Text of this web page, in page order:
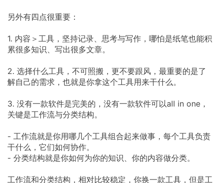
另外有四点很重要：
1. 内容＞工具，坚持记录、思考与写作，哪怕是纸笔也能积
累很多知识、写出很多文章。
2. 选择什么工具，不可照搬，更不要跟风，最重要的是了
解自己的需求，也就是你拿这个工具用来干什么。
3. 没有一款软件是完美的，没有一款软件可以all in one，
关键是工作流与分类结构。
- 工作流就是你用哪几个工具组合起来做事，每个工具负责
干什么，它们如何协作。
- 分类结构就是你如何为你的知识、你的内容做分类。
工作流和分类结构，相对比较稳定，你换一款工具，但是工